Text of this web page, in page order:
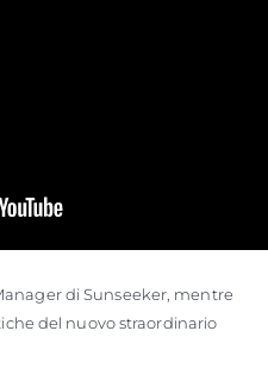
di Sunseeker, mentre
del nuovo straordinario